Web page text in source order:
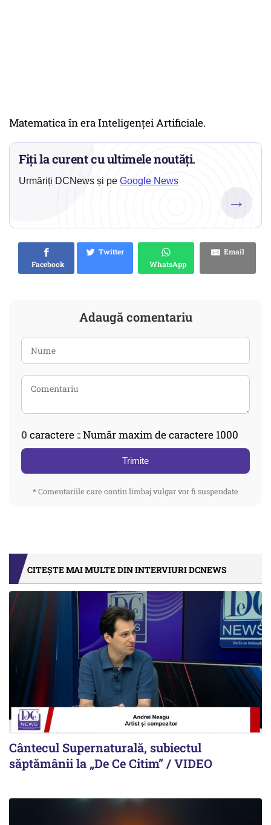
Matematica în era Inteligenței Artificiale.
Fiți la curent cu ultimele noutăți.
Urmăriți DCNews și pe Google News
→
Facebook
Twitter
WhatsApp
Email
Adaugă comentariu
0 caractere :: Număr maxim de caractere 1000
Trimite
* Comentariile care contin limbaj vulgar vor fi suspendate
CITEȘTE MAI MULTE DIN INTERVIURI DCNEWS
Cântecul Supernaturală, subiectul
săptămânii la „De Ce Citim” / VIDEO